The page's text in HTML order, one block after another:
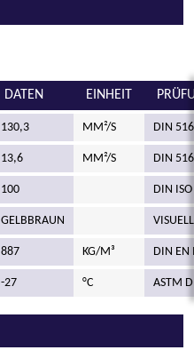
DATEN EINHEIT
130,3 MM²/S DIN
13,6 MM²/S DIN
100 DIN
GELBBRAUN VISUELL
887 KG/M³ DIN EN
-27 °C ASTM